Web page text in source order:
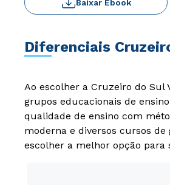
Baixar Ebook
Diferenciais
Ao escolher a Cruzeiro do
grupos educacionais de
qualidade de ensino com
moderna e diversos cursos
escolher a melhor opção para